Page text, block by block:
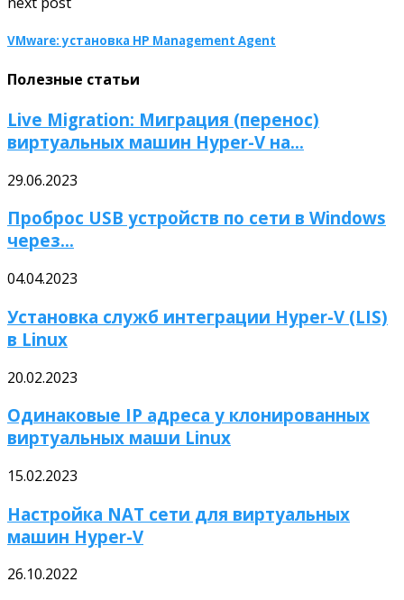
VMware: установка HP Management Agent
Полезные статьи
Live Migration: Миграция (перенос)
виртуальных машин Hyper-V на...
29.06.2023
Проброс USB устройств по сети в Windows
через...
04.04.2023
Установка служб интеграции Hyper-V (LIS)
в Linux
20.02.2023
Одинаковые IP адреса у клонированных
виртуальных маши Linux
15.02.2023
Настройка NAT сети для виртуальных
машин Hyper-V
26.10.2022